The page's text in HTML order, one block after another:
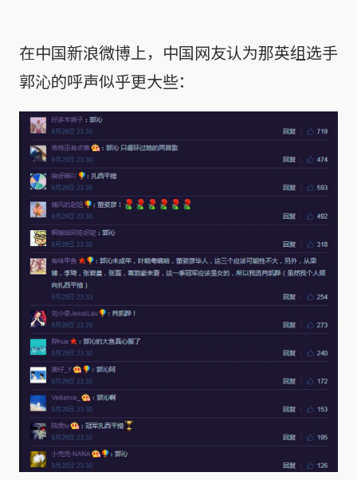
在中国新浪微博上，中国网友认为那英组选手
郭沁的呼声似乎更大些：